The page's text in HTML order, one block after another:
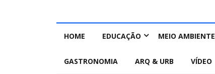
HOME EDUCAÇÃO MEIO AMBIENTE
GASTRONOMIA ARQ & URB VÍDEO